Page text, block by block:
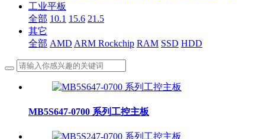
工业平板
全部 10.1 15.6 21.5
其它
全部 AMD ARM Rockchip RAM SSD HDD
MB5S647-0700 系列工控主板